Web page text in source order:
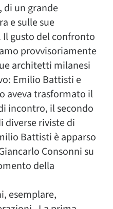
di un grande
e sulle sue
gusto del confronto
provvisoriamente
architetti milanesi
Emilio Battisti e
aveva trasformato il
incontro, il secondo
diverse riviste di
Battisti è apparso
Consonni su
della
esemplare,